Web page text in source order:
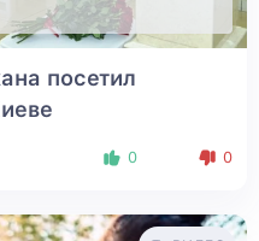
посетил
0 0